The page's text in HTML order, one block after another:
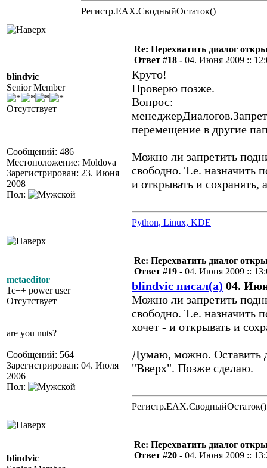
Регистр.EAX.СводныйОстаток()
blindvic
Senior Member
Отсутствует
Сообщений: 486
Местоположение: Moldova
Зарегистрирован: 23. Июня
2008
Пол:
Re: Перехватить диалог
Ответ #18 - 04. Июня 2009 ::
Круто!
Проверю позже.
Вопрос:
перемещение в другие
Можно ли запретить
свободно. Т.е. назначить
и открывать и сохранять,
Python, Linux, KDE
metaeditor
1c++ power user
Отсутствует
are you nuts?
Сообщений: 564
Зарегистрирован: 04. Июля
2006
Пол:
Re: Перехватить диалог
Ответ #19 - 04. Июня 2009 ::
blindvic писал(а) 04.
Можно ли запретить
свободно. Т.е. назначить
хочет - и открывать и
Думаю, можно. Оставить
"Вверх". Позже сделаю.
Регистр.EAX.СводныйОстаток()
blindvic
Re: Перехватить диалог
Ответ #20 - 04. Июня 2009 ::